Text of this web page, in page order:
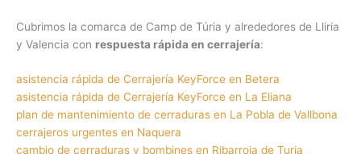
Cubrimos la comarca de Camp de Túria y alrededores de Lliria
y Valencia con respuesta rápida en cerrajería:
asistencia rápida de Cerrajería KeyForce en Betera
asistencia rápida de Cerrajería KeyForce en La Eliana
plan de mantenimiento de cerraduras en La Pobla de Vallbona
cerrajeros urgentes en Naquera
cambio de cerraduras y bombines en Ribarroja de Turia